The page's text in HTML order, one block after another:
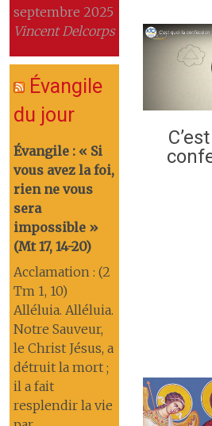
septembre 2025
Vincent Delcorps
Évangile
du jour
Évangile : « Si
vous avez la foi,
rien ne vous
sera
impossible »
(Mt 17, 14-20)
Acclamation : (2
Tm 1, 10)
Alléluia. Alléluia.
Notre Sauveur,
le Christ Jésus, a
détruit la mort ;
il a fait
resplendir la vie